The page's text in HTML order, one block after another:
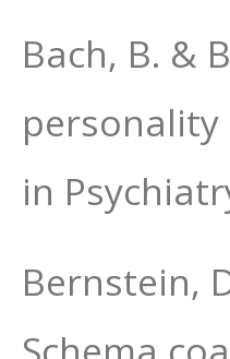
Bach, B. &
personality
in
Bernstein,